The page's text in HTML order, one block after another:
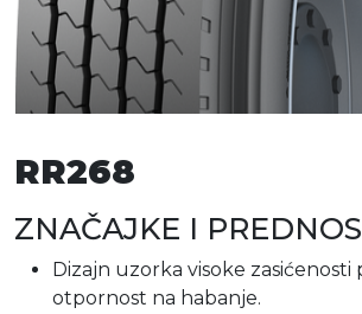
RR268
ZNAČAJKE I
Dizajn uzorka visoke zasićenosti
otpornost na habanje.